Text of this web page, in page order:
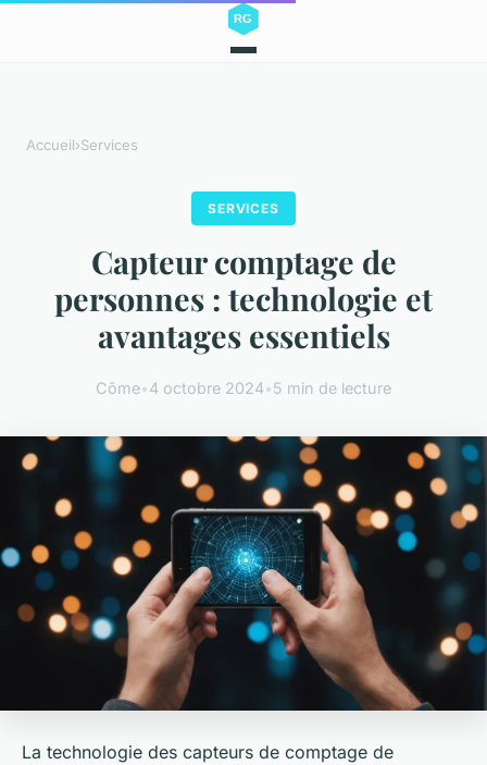
Accueil›Services
SERVICES
Capteur comptage de
personnes : technologie et
avantages essentiels
Côme•4 octobre 2024•5 min de lecture
La technologie des capteurs de comptage de